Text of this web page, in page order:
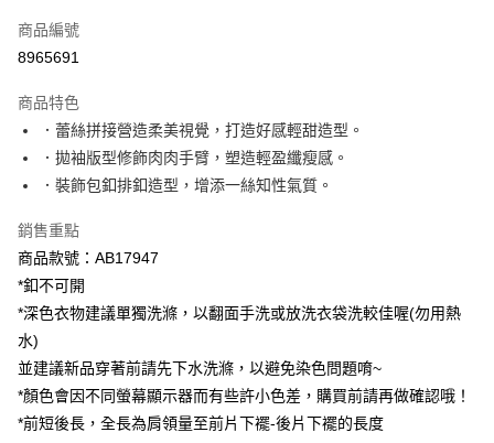
萊爾富取貨付款
付款後萊爾富取貨
每筆NT$60，滿NT$1,000(含以上)免運費
7-11取貨付款
每筆NT$60，滿NT$1,000(含以上)免運費
付款後7-11取貨
每筆NT$60，滿NT$1,000(含以上)免運費
宅配
每筆NT$120，滿NT$1,000(含以上)免運費
付款後門市自取
每筆NT$60，滿NT$1,000(含以上)免運費
商品編號
8965691
商品特色
．蕾絲拼接營造柔美視覺，打造好感輕甜造型。
．拋袖版型修飾肉肉手臂，塑造輕盈纖瘦感。
．裝飾包釦排釦造型，增添一絲知性氣質。
銷售重點
商品款號：AB17947
*釦不可開
*深色衣物建議單獨洗滌，以翻面手洗或放洗衣袋洗較佳喔(勿用熱
水)
並建議新品穿著前請先下水洗滌，以避免染色問題唷~
*顏色會因不同螢幕顯示器而有些許小色差，購買前請再做確認哦！
*前短後長，全長為肩領量至前片下襬-後片下襬的長度